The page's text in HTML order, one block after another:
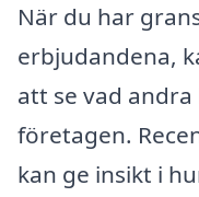
När du har
erbjudandena,
att se vad
företagen.
kan ge insikt i